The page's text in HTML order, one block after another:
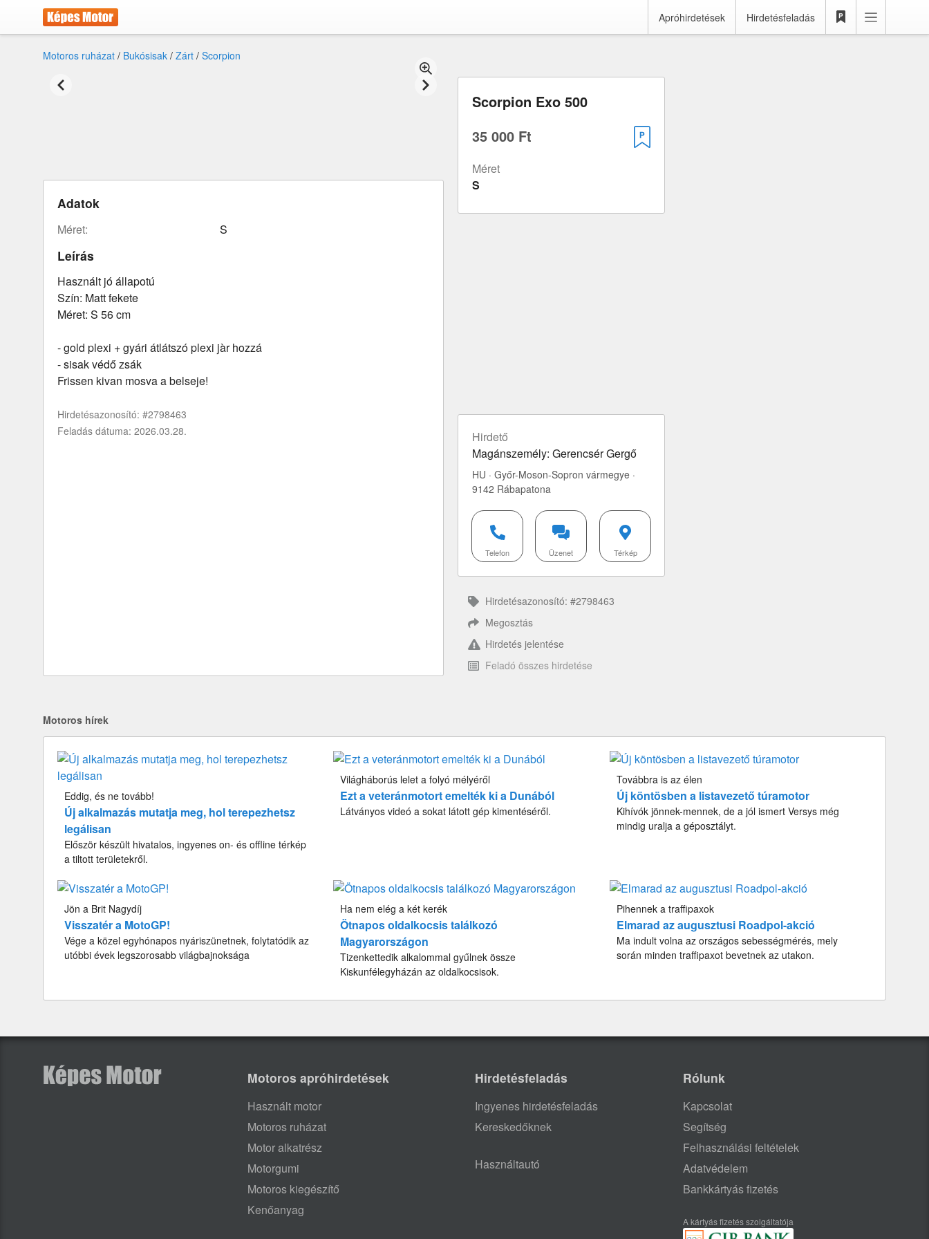
Apróhirdetések Hirdetésfeladás
Motoros ruházat / Bukósisak / Zárt / Scorpion
Scorpion Exo 500
35 000 Ft
Méret
S
Hirdető
Magánszemély: Gerencsér Gergő
HU · Győr-Moson-Sopron vármegye ·
9142 Rábapatona
Telefon Üzenet Térkép
Hirdetésazonosító: #2798463
Megosztás
Hirdetés jelentése
Feladó összes hirdetése
Adatok
méret: S
Leírás
Használt jó állapotú
Szín: Matt fekete
Méret: S 56 cm
- gold plexi + gyári átlátszó plexi jàr hozzá
- sisak védő zsák
Frissen kivan mosva a belseje!
Hirdetésazonosító: #2798463
Feladás dátuma: 2026.03.28.
Motoros hírek
Eddig, és ne tovább!
Új alkalmazás mutatja meg, hol terepezhetsz
legálisan
Először készült hivatalos, ingyenes on- és offline térkép
a tiltott területekről.
Világháborús lelet a folyó mélyéről
Ezt a veteránmotort emelték ki a Dunából
Látványos videó a sokat látott gép kimentéséről.
Továbbra is az élen
Új köntösben a listavezető túramotor
Kihívók jönnek-mennek, de a jól ismert Versys még
mindig uralja a géposztályt.
Jön a Brit Nagydíj
Visszatér a MotoGP!
Vége a közel egyhónapos nyáriszünetnek, folytatódik az
utóbbi évek legszorosabb világbajnoksága
Ha nem elég a két kerék
Ötnapos oldalkocsis találkozó
Magyarországon
Tizenkettedik alkalommal gyűlnek össze
Kiskunfélegyházán az oldalkocsisok.
Pihennek a traffipaxok
Elmarad az augusztusi Roadpol-akció
Ma indult volna az országos sebességmérés, mely
során minden traffipaxot bevetnek az utakon.
Motoros apróhirdetések
Használt motor
Motoros ruházat
Motor alkatrész
Motorgumi
Motoros kiegészítő
Kenőanyag
Hirdetésfeladás
Ingyenes hirdetésfeladás
Kereskedőknek
Használtautó
Rólunk
Kapcsolat
Segítség
Felhasználási feltételek
Adatvédelem
Bankkártyás fizetés
A kártyás fizetés szolgáltatója